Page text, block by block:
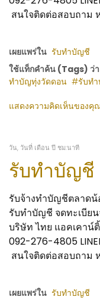
สนใจติดต่อสอบถาม
เผยแพร่ใน รับทำบัญชี
ใช้แท็กคำค้น (Tags) ว่า
ทำบัญทุ่งวัดดอน
รับท
แสดงความคิดเห็นของคุ
วัน, วันที่ เดือน ปี ชม:นาที
รับทำบัญชี
รับจ้างทำบัญชีตลาดน้
รับทำบัญชี จดทะเบีย
บริษัท ไทย แอคเคาน์
092-276-4805
สนใจติดต่อสอบถาม
เผยแพร่ใน รับทำบัญชี